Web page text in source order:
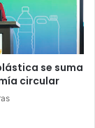
se suma
circular